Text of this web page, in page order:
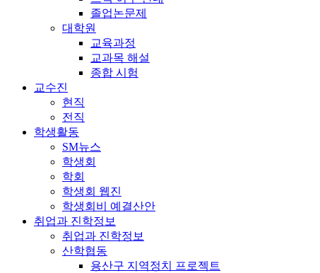
졸업논문제
대학원
교육과정
교과목 해설
종합 시험
교수진
현직
전직
학생활동
SM뉴스
학생회
학회
학생회 웹진
학생회비 예결산안
취업과 진학정보
취업과 진학정보
산학협동
용산구 지역정치 프로젝트